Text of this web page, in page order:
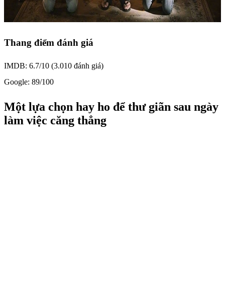
Thang điểm đánh giá
IMDB: 6.7/10 (3.010 đánh giá)
Google: 89/100
Một lựa chọn hay ho để thư giãn sau ngày
làm việc căng thẳng